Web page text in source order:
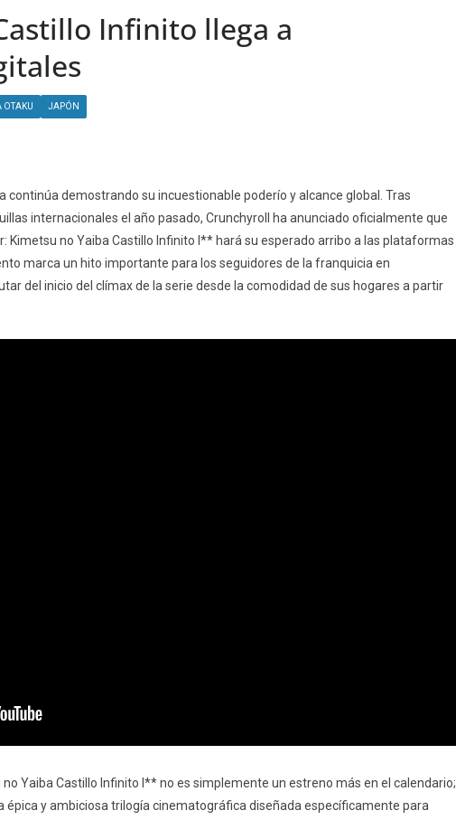
Infinito llega a
OTAKU JAPÓN
continúa demostrando su incuestionable poderío y alcance global. Tras
internacionales el año pasado, Crunchyroll ha anunciado oficialmente que
Kimetsu no Yaiba Castillo Infinito I** hará su esperado arribo a las plataformas
marca un hito importante para los seguidores de la franquicia en
del inicio del clímax de la serie desde la comodidad de sus hogares a partir
no Yaiba Castillo Infinito I** no es simplemente un estreno más en el calendario;
épica y ambiciosa trilogía cinematográfica diseñada específicamente para